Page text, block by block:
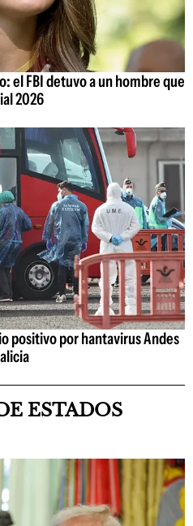
el FBI detuvo a un hombre que
2026
positivo por hantavirus Andes
ESTADOS